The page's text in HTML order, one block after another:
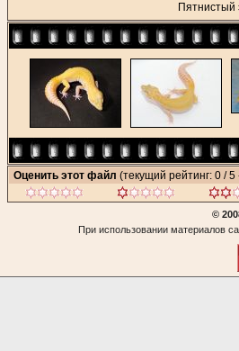
Оценить этот файл (текущий рейтинг: 0 / 5
©
При использовании материалов